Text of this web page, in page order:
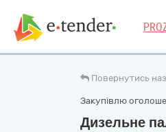
Повернутись
Закупівлю
Дизельне